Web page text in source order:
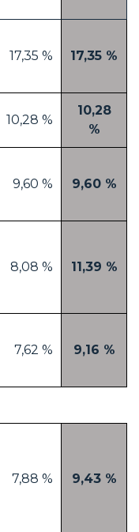
17,35 % 17,35 %
10,28 %
10,28
%
9,60 % 9,60 %
8,08 % 11,39 %
7,62 % 9,16 %
7,88 % 9,43 %